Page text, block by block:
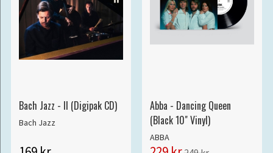
Bach Jazz - II (Digipak CD)
Bach Jazz
Abba - Dancing Queen
(Black 10" Vinyl)
ABBA